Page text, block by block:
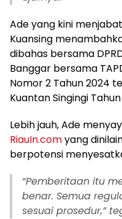
Ade yang kini
Kuansing
dibahas bersama
Banggar bersama
Nomor 2 Tahun 2024
Kuantan Singingi
Lebih jauh, Ade
RiauIn.comyang
berpotensi
“Pemberitaan itu
benar. Semua
sesuai prosedur,”